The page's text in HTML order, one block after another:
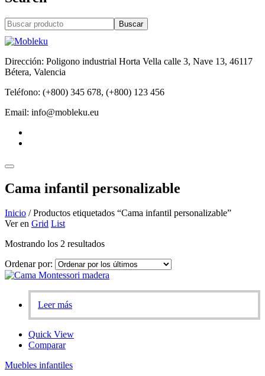
Buscar
Dirección: Poligono industrial Horta Vella calle 3, Nave 13, 46117
Bétera, Valencia
Teléfono: (+800) 345 678, (+800) 123 456
Email: info@mobleku.eu
Cama infantil personalizable
Inicio /Productos etiquetados “Cama infantil personalizable”
Ver en Grid List
Mostrando los 2 resultadosOrdenado
los
últimos
Ordenar por:
Leer más
Quick View
Comparar
Muebles infantiles